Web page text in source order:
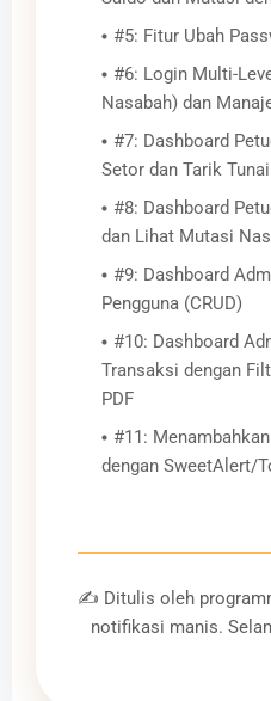
#5: Fitur Ubah
#6: Login Multi-
Nasabah) dan
#7: Dashboard
Setor dan Tarik Tunai
#8: Dashboard
dan Lihat Mutasi
#9: Dashboard
Pengguna (CRUD)
#10: Dashboard
Transaksi dengan
PDF
#11:
dengan SweetAlert/
✍️ Ditulis oleh
notifikasi manis.